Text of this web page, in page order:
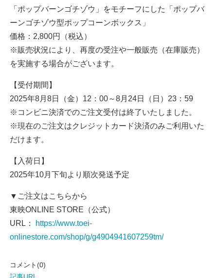
「ポップバーンゴチゾウ」をモチーフにした「ポップバ
ーンゴチゾウ型ポップコーンボックス」
価格：2,800円（税込）
※販売状況により、再度の受注や一般販売（在庫販売）
を実施する場合がございます。
【受付期間】
2025年8月8日（金）12：00～8月24日（日）23：59
※コンビニ決済でのご注文受付は終了いたしました。
※現在のご注文はクレジットカード決済のみご利用いた
だけます。
【入荷日】
2025年10月下旬より順次発送予定
▼ご注文はこちらから
東映ONLINE STORE（公式）
URL：
https://www.toei-
onlinestore.com/shop/g/g4904941607259tm/
コメント(0)
記事URL